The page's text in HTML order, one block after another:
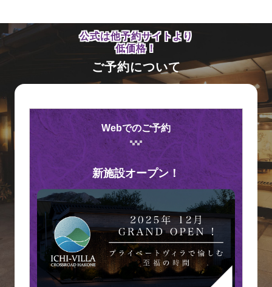
公式は他予約サイトより
低価格！
ご予約について
Webでのご予約
新施設オープン！